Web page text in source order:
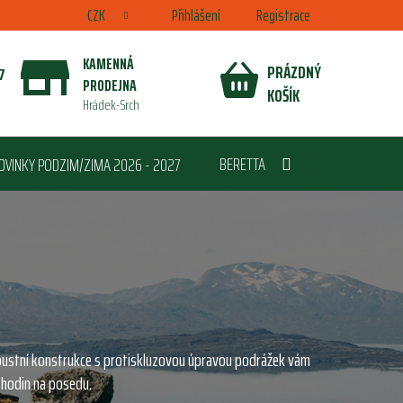
CZK Přihlášení Registrace
KAMENNÁ
PRODEJNA
Hrádek-Srch
NÁKUPNÍ
PRÁZDNÝ
KOŠÍK
PODZIM/ZIMA 2026 - 2027
BERETTA
konstrukce s protiskluzovou úpravou podrážek vám
na posedu.